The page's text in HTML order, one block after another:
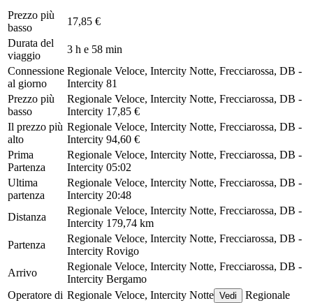
Prezzo più
basso
17,85 €
Durata del
viaggio
3 h e 58 min
Connessione
al giorno
Regionale Veloce, Intercity Notte, Frecciarossa, DB -
Intercity 81
Prezzo più
basso
Regionale Veloce, Intercity Notte, Frecciarossa, DB -
Intercity 17,85 €
Il prezzo più
alto
Regionale Veloce, Intercity Notte, Frecciarossa, DB -
Intercity 94,60 €
Prima
Partenza
Regionale Veloce, Intercity Notte, Frecciarossa, DB -
Intercity 05:02
Ultima
partenza
Regionale Veloce, Intercity Notte, Frecciarossa, DB -
Intercity 20:48
Distanza
Regionale Veloce, Intercity Notte, Frecciarossa, DB -
Intercity 179,74 km
Partenza
Regionale Veloce, Intercity Notte, Frecciarossa, DB -
Intercity Rovigo
Arrivo
Regionale Veloce, Intercity Notte, Frecciarossa, DB -
Intercity Bergamo
Operatore di Regionale Veloce, Intercity Notte Vedi
Regionale